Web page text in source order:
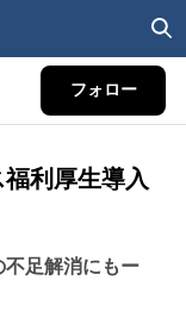
フォロー
利厚生導入
不足解消にもー